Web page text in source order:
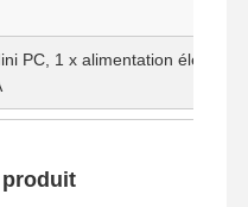
PC, 1 x alimentation
produit